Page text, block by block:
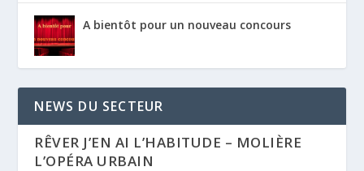
A bientôt pour un nouveau concours
NEWS DU SECTEUR
RÊVER J’EN AI L’HABITUDE – MOLIÈRE
L’OPÉRA URBAIN